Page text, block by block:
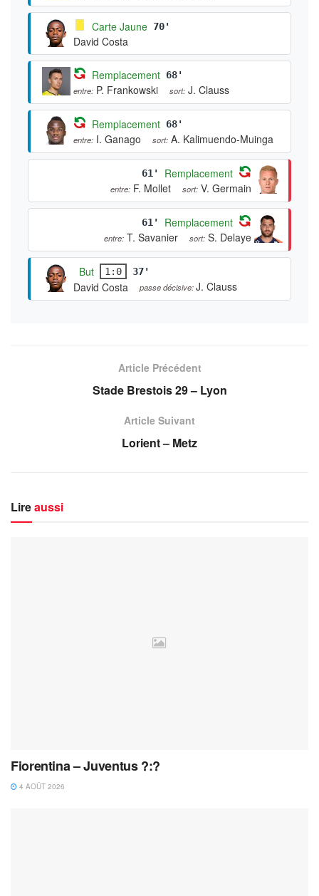
Carte Jaune 70'
David Costa
Remplacement 68'
entre: P. Frankowski sort: J. Clauss
Remplacement 68'
entre: I. Ganago sort: A. Kalimuendo-Muinga
61' Remplacement
entre: F. Mollet sort: V. Germain
61' Remplacement
entre: T. Savanier sort: S. Delaye
But 1:0 37'
David Costa passe décisive:J. Clauss
Article Précédent
Stade Brestois 29 – Lyon
Article Suivant
Lorient – Metz
Lireaussi
Fiorentina – Juventus ?:?
4 AOÛT 2026